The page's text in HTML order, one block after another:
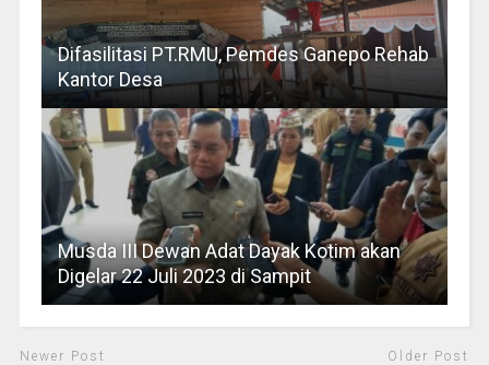
Difasilitasi PT.RMU, Pemdes Ganepo Rehab
Kantor Desa
Musda III Dewan Adat Dayak Kotim akan
Digelar 22 Juli 2023 di Sampit
Newer Post Older Post